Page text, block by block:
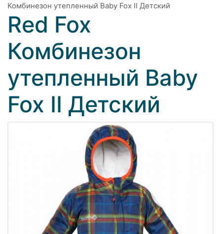
Комбинезон утепленный Baby Fox II Детский
Red Fox
Комбинезон
утепленный Baby
Fox II Детский